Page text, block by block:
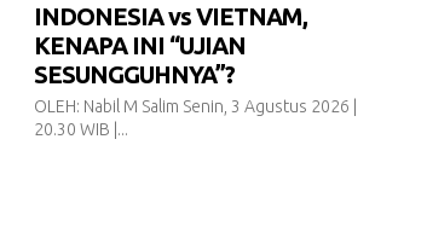
INDONESIA vs VIETNAM,
KENAPA INI “UJIAN
SESUNGGUHNYA”?
OLEH: Nabil M Salim Senin, 3 Agustus 2026 |
20.30 WIB |...